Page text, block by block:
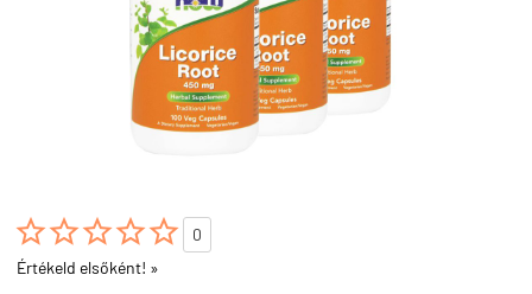

0
Értékeld elsőként! »